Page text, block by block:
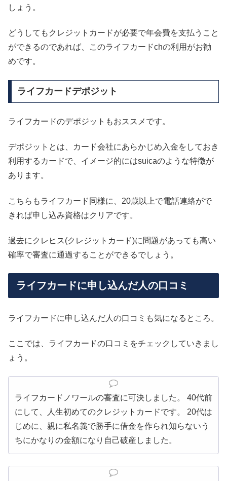
しょう。
どうしてもクレジットカードが必要で年会費を支払うこと
ができるのであれば、このライフカードchの利用がお勧
めです。
ライフカードデポジット
ライフカードのデポジットもおススメです。
デポジットとは、カード会社にあらかじめ入金をしておき
利用するカードで、イメージ的にはsuicaのような特徴が
あります。
こちらもライフカード同様に、20歳以上で電話連絡がで
きれば申し込み資格はクリアです。
過去にクレヒス(クレジットカード)に問題があっても高い
確率で審査に通過することができるでしょう。
ライフカードに申し込んだ人の口コミ
ライフカードに申し込んだ人の口コミも気になるところ。
ここでは、ライフカードの口コミをチェックしていきまし
ょう。
ライフカードノワールの審査に可決しました。 40代前
にして、人生初めてのクレジットカードです。 20代は
じめに、親に私名義で勝手に借金を作られ知らないう
ちにかなりの金額になり自己破産しました。